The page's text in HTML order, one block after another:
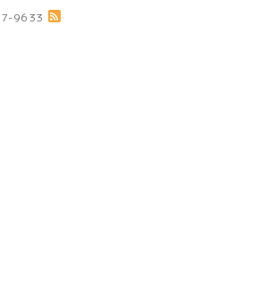
9633